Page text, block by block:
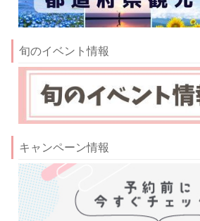
旬のイベント情報
キャンペーン情報